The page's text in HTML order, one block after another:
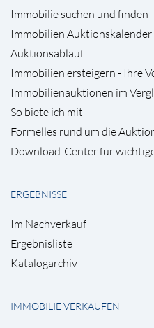
Immobilie suchen und finden
Immobilien Auktionskalender
Auktionsablauf
Immobilien ersteigern - Ihre
Immobilienauktionen im
So biete ich mit
Formelles rund um die
Download-Center für
ERGEBNISSE
Im Nachverkauf
Ergebnisliste
Katalogarchiv
IMMOBILIE VERKAUFEN